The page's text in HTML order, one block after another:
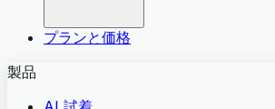
プランと価格
製品